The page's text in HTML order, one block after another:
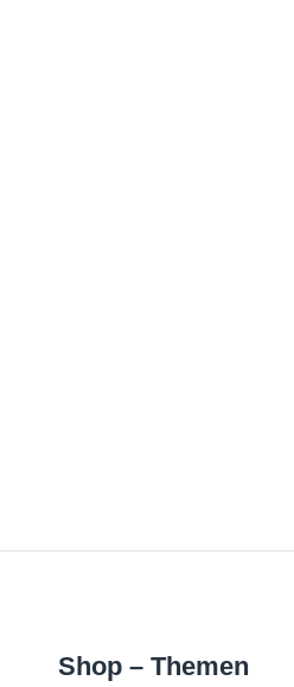
Shop – Themen